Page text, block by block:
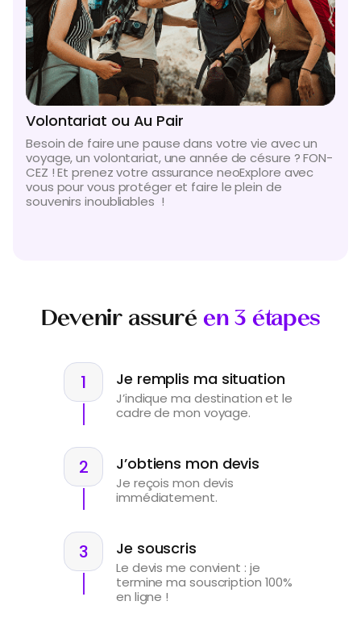
Volontariat ou Au Pair
Besoin de faire une pause dans votre vie avec un
voyage, un volontariat, une année de césure ? FON-
CEZ ! Et prenez votre assurance neoExplore avec
vous pour vous protéger et faire le plein de
souvenirs inoubliables !
Devenir assuré en 3 étapes
Je remplis ma situation
J’indique ma destination et le
cadre de mon voyage.
J’obtiens mon devis
Je reçois mon devis
immédiatement.
Je souscris
Le devis me convient : je
termine ma souscription 100%
en ligne !